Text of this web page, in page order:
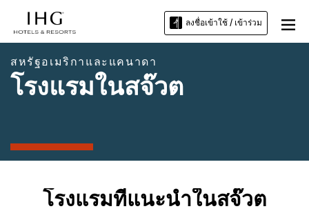
ลงชื่อเข้าใช้ / เข้าร่วม
สหรัฐอเมริกาและแคนาดา
โรงแรมในสจ๊วต
โรงแรมที่แนะนำในสจ๊วต